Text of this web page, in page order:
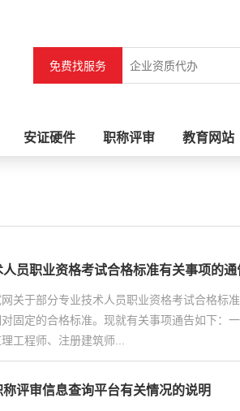
免费找服务
安证硬件 职称评审 教育网站
员职业资格考试合格标准有关事项的通
关于部分专业技术人员职业资格考试合格标
固定的合格标准。现就有关事项通告如下：
工程师、注册建筑师...
评审信息查询平台有关情况的说明